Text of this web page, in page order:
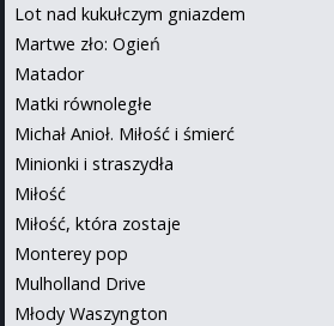
Lot nad kukułczym gniazdem
Martwe zło: Ogień
Matador
Matki równoległe
Michał Anioł. Miłość i śmierć
Minionki i straszydła
Miłość
Miłość, która zostaje
Monterey pop
Mulholland Drive
Młody Waszyngton